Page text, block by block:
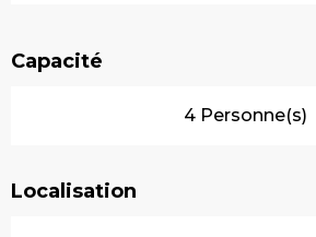
Capacité
4 Personne(s)
Localisation